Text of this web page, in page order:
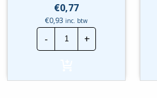
€0,77
€0,93 inc. btw
-
Cimco
perskabelschoen
|
M10
+